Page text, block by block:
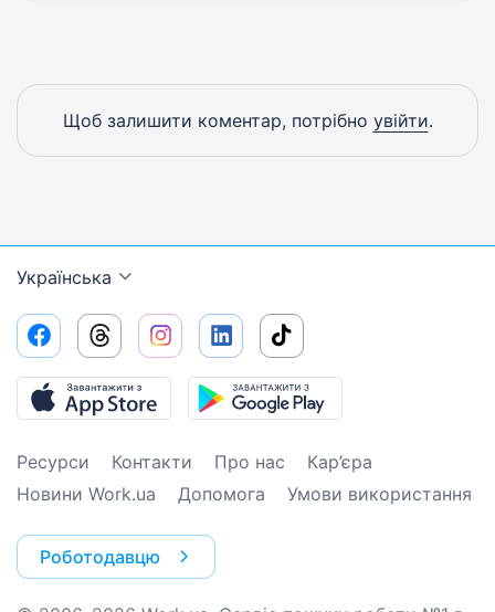
Щоб залишити коментар, потрібно увійти.
Українська
Ресурси Контакти Про нас
Кар’єра
Новини Work.ua
Допомога Умови використання
Роботодавцю